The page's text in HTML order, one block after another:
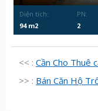
Diện tích:
94 m2
PN:
2
<< : Cần Cho Thuê
>> : Bán Căn Hộ